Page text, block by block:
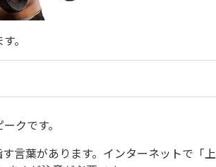
。
クです。
言葉があります。インターネットで「上